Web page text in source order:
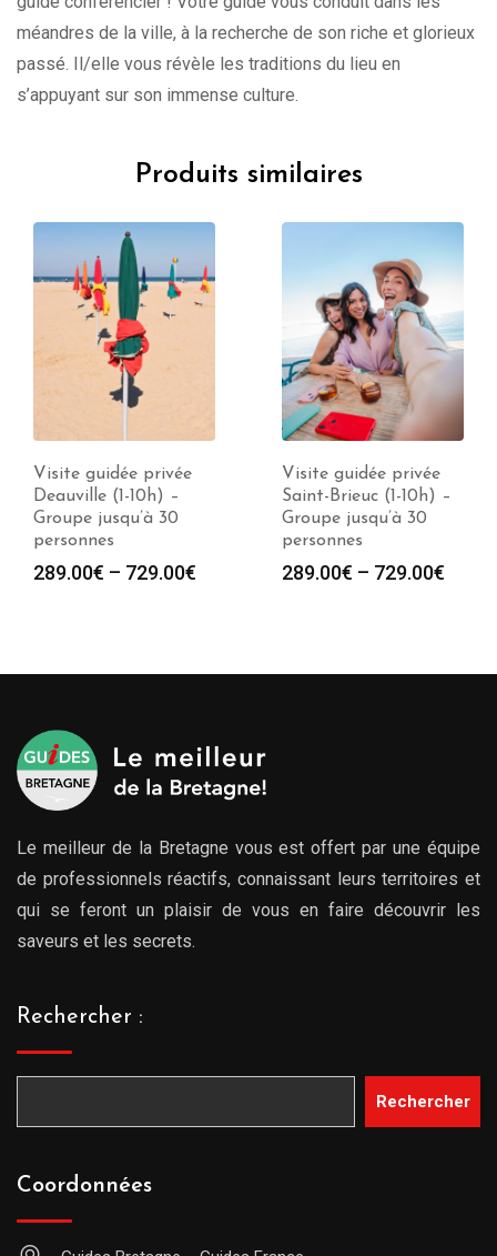
méandres de la ville, à la recherche de son riche et glorieux
passé. Il/elle vous révèle les traditions du lieu en
s’appuyant sur son immense culture.
Produits similaires
Visite guidée privée
Deauville (1-10h) –
Groupe jusqu’à 30
personnes
289.00€ – 729.00€
Visite guidée privée
Saint-Brieuc (1-10h) –
Groupe jusqu’à 30
personnes
289.00€ – 729.00€
Le meilleur de la Bretagne vous est offert par une équipe
de professionnels réactifs, connaissant leurs territoires et
qui se feront un plaisir de vous en faire découvrir les
saveurs et les secrets.
Rechercher :
Rechercher
Coordonnées